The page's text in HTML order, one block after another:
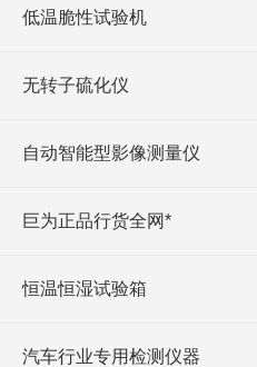
低温脆性试验机
无转子硫化仪
自动智能型影像测量仪
巨为正品行货全网*
恒温恒湿试验箱
汽车行业专用检测仪器